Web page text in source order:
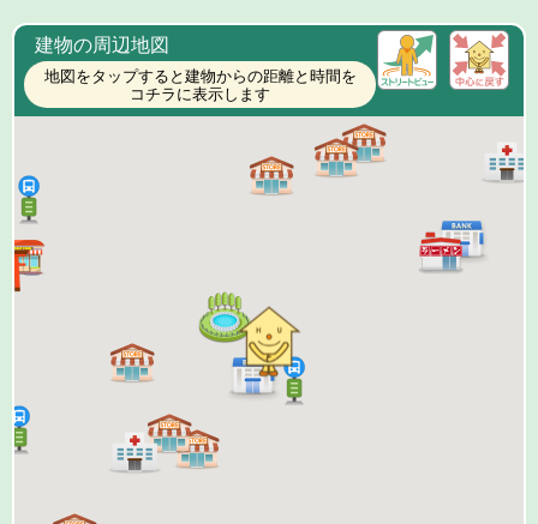
建物の周辺地図
地図をタップすると建物からの距離と時間を
コチラに表示します